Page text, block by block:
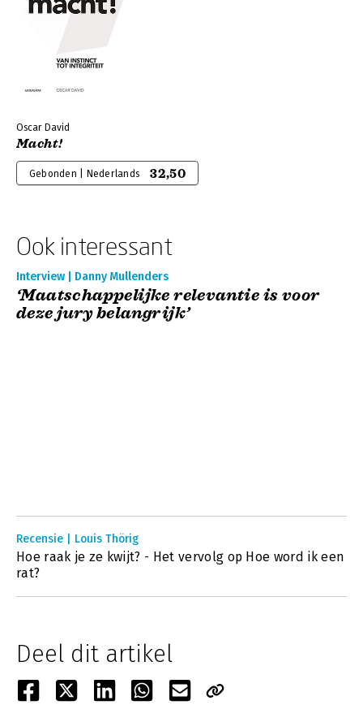
Oscar David
Macht!
Gebonden | Nederlands 32,50
Ook interessant
Interview | Danny Mullenders
‘Maatschappelijke relevantie is voor
deze jury belangrijk’
Recensie | Louis Thörig
Hoe raak je ze kwijt? - Het vervolg op Hoe word ik een
rat?
Deel dit artikel